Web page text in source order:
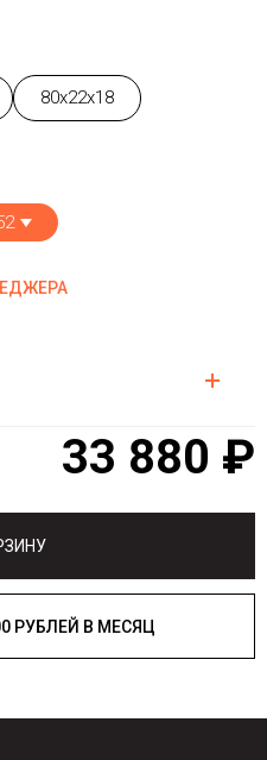
80x22x18
33 880 ₽
РАССРОЧКА ОТ 1000 РУБЛЕЙ В МЕСЯЦ